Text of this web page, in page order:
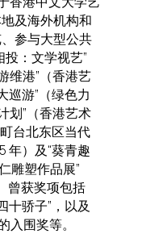
及海外机构和
参与大型公共
：文学视艺”
维港”（香港艺
巡游”（绿色力
划”（香港艺术
台北东区当代
年）及“葵青趣
雕塑作品展”
曾获奖项包括
十骄子”，以及
入围奖等。